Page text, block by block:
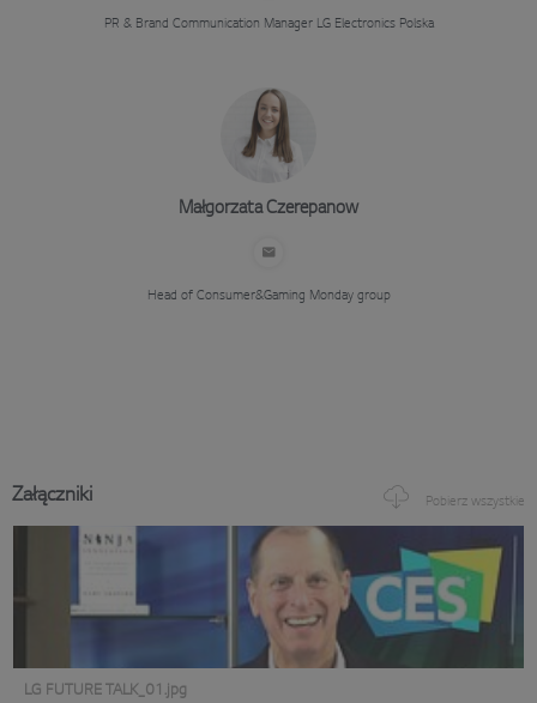
PR & Brand Communication ManagerLG Electronics Polska
Małgorzata Czerepanow
Head of Consumer&Gaming Monday group
Załączniki Pobierz wszystkie
LG FUTURE TALK_01.jpg